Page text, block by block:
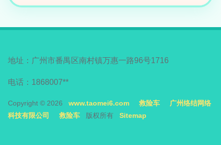
地址：广州市番禺区南村镇万惠一路96号1716
电话：1868007**
Copyright © 2026 www.taomei6.com 救险车
广州络结网络
科技有限公司
救险车 版权所有 Sitemap